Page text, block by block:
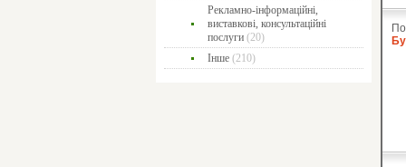
Рекламно-інформаційні,
виставкові, консультаційні
послуги (20)
Інше (210)